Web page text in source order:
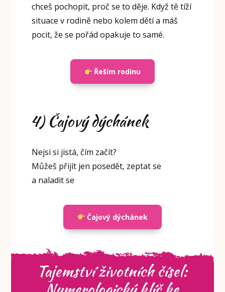
chceš pochopit, proč se to děje. Když tě tíží
situace v rodině nebo kolem dětí a máš
pocit, že se pořád opakuje to samé.
Řeším rodinu
4) Čajový dýchánek
Nejsi si jistá, čím začít?
Můžeš přijít jen posedět, zeptat se
a naladit se
Čajový dýchánek
Tajemství životních čísel: